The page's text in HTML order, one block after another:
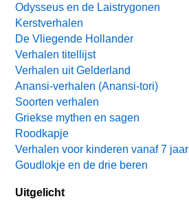
Odysseus en de Laistrygonen
Kerstverhalen
De Vliegende Hollander
Verhalen titellijst
Verhalen uit Gelderland
Anansi-verhalen (Anansi-tori)
Soorten verhalen
Griekse mythen en sagen
Roodkapje
Verhalen voor kinderen vanaf 7 jaar
Goudlokje en de drie beren
Uitgelicht